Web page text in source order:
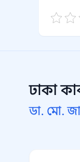
ঢাকা
ডা. মো.